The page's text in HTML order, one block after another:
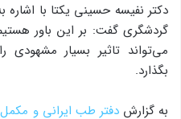
دکتر نفیسه حسینی یکتا با
گردشگری گفت: بر این باور
می‌تواند تاثیر بسیار مشهودی
بگذارد.
به گزارشدفتر طب ایرانی و